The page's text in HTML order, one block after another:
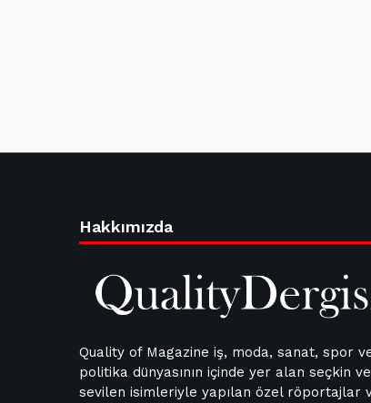
Hakkımızda
Quality of Magazine iş, moda, sanat, spor
politika dünyasının içinde yer alan seçkin ve
sevilen isimleriyle yapılan özel röportajlar